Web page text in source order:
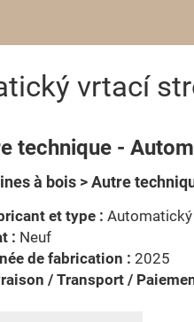
vrtací
technique -
à bois > Autre
et type :
: Neuf
de fabrication : 2025
/ Transport /